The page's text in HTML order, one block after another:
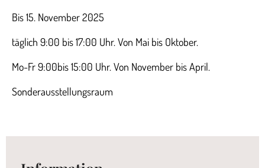
Bis 15. November 2025
täglich 9:00 bis 17:00 Uhr. Von Mai bis Oktober.
Mo-Fr 9:00bis 15:00 Uhr. Von November bis April.
Sonderausstellungsraum